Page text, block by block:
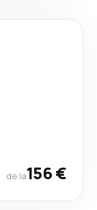
de la156 €